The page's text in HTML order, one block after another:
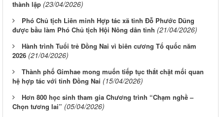
thành lập (23/04/2026)
Phó Chủ tịch Liên minh Hợp tác xã tỉnh Đỗ Phước Dũng
được bầu làm Phó Chủ tịch Hội Nông dân tỉnh (21/04/2026)
Hành trình Tuổi trẻ Đồng Nai vì biên cương Tổ quốc năm
2026 (21/04/2026)
Thành phố Gimhae mong muốn tiếp tục thắt chặt mối quan
hệ hợp tác với tỉnh Đồng Nai (15/04/2026)
Hơn 800 học sinh tham gia Chương trình “Chạm nghề –
Chọn tương lai” (05/04/2026)